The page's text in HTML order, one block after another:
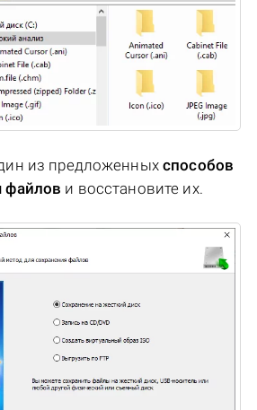
из предложенных способов
файлов и восстановите их.